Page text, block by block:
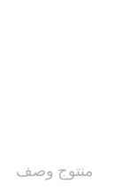
منتوج وصف